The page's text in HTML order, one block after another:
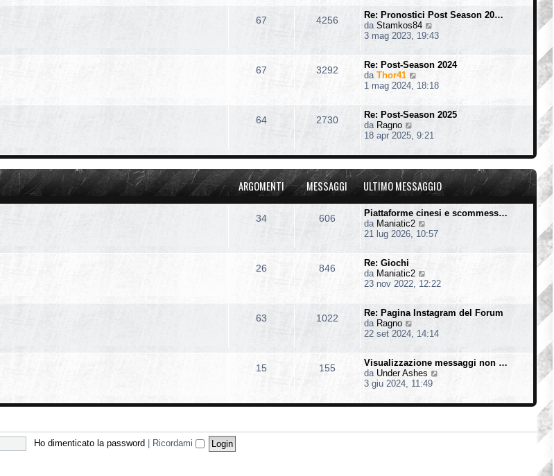
o s
a
g
g
o
o
e
s
a
g
g
o
i
u
l
t
m
o
m
e
a
g
g
o
67 4256
Re: Pronostici Post Season 20…
da Stamkos84
e
i
u
t
m
o
e
s
a
g
g
i
o
3 mag 2023, 19:43
67 3292
Re: Post-Season 2024
da Thor41
e
i
u
t
m
o
m
e
s
a
g
i
1 mag 2024, 18:18
64 2730
Re: Post-Season 2025
da Ragno
e
i
l
t
o
m
e
a
g
g
o
18 apr 2025, 9:21
ARGOMENTI MESSAGGI ULTIMO MESSAGGIO
34 606
Piattaforme cinesi e scommess…
da Maniatic2
e
t
m
o
e
a
g
g
o
21 lug 2026, 10:57
26 846
Re: Giochi
da Maniatic2
e
u
t
m
o
m
e
s
23 nov 2022, 12:22
63 1022
Re: Pagina Instagram del Forum
da Ragno
e
i
u
l
t
m
22 set 2024, 14:14
15 155
Visualizzazione messaggi non …
da Under Ashes
i
t
3 giu 2024, 11:49
Ho dimenticato la password Ricordami